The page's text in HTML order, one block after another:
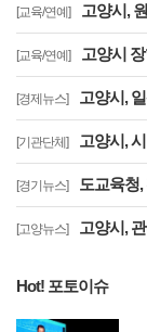
[교육/연예] 고양시, 원당
[교육/연예] 고양시 장항
[경제뉴스] 고양시, 일산
[기관단체] 고양시, 시민
[경기뉴스] 도교육청, 전
[고양뉴스] 고양시, 관내
Hot! 포토이슈